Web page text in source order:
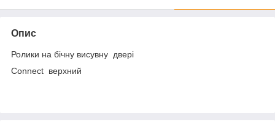
Опис
Ролики на бічну висувну двері
Connect верхний